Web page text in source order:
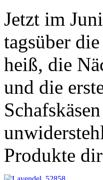
Jetzt im
tagsüber
heiß, die
und die
Produkte